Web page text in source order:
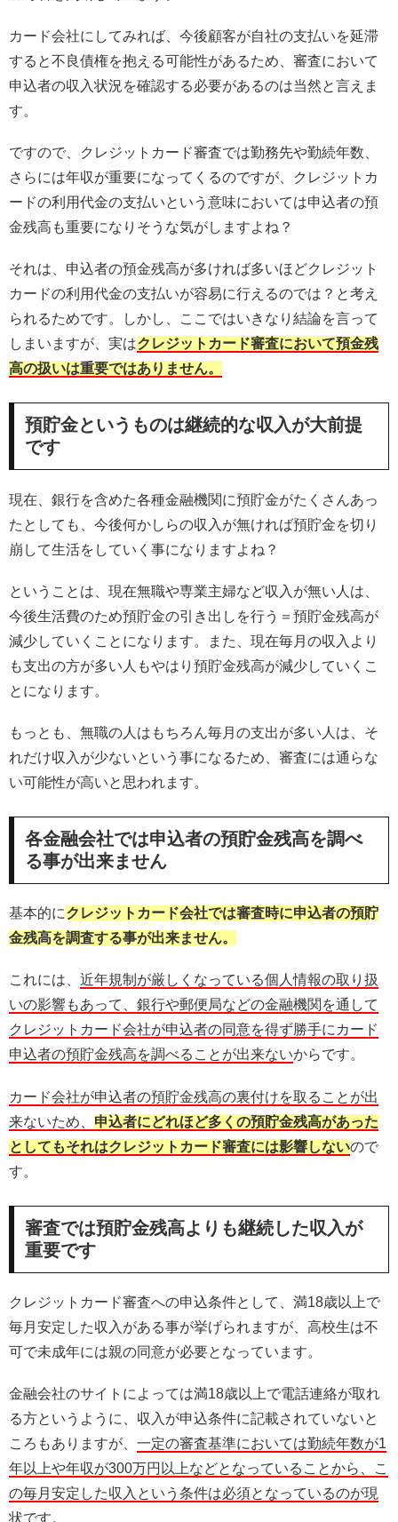
カード会社にしてみれば、今後顧客が自社の支払いを延滞
すると不良債権を抱える可能性があるため、審査において
申込者の収入状況を確認する必要があるのは当然と言えま
す。
ですので、クレジットカード審査では勤務先や勤続年数、
さらには年収が重要になってくるのですが、クレジットカ
ードの利用代金の支払いという意味においては申込者の預
金残高も重要になりそうな気がしますよね？
それは、申込者の預金残高が多ければ多いほどクレジット
カードの利用代金の支払いが容易に行えるのでは？と考え
られるためです。しかし、ここではいきなり結論を言って
しまいますが、実はクレジットカード審査において預金残
高の扱いは重要ではありません。
預貯金というものは継続的な収入が大前提
です
現在、銀行を含めた各種金融機関に預貯金がたくさんあっ
たとしても、今後何かしらの収入が無ければ預貯金を切り
崩して生活をしていく事になりますよね？
ということは、現在無職や専業主婦など収入が無い人は、
今後生活費のため預貯金の引き出しを行う＝預貯金残高が
減少していくことになります。また、現在毎月の収入より
も支出の方が多い人もやはり預貯金残高が減少していくこ
とになります。
もっとも、無職の人はもちろん毎月の支出が多い人は、そ
れだけ収入が少ないという事になるため、審査には通らな
い可能性が高いと思われます。
各金融会社では申込者の預貯金残高を調べ
る事が出来ません
基本的にクレジットカード会社では審査時に申込者の預貯
金残高を調査する事が出来ません。
これには、 近年規制が厳しくなっている個人情報の取り扱
いの影響もあって、銀行や郵便局などの金融機関を通して
クレジットカード会社が申込者の同意を得ず勝手にカード
申込者の預貯金残高を調べることが出来ないからです。
カード会社が申込者の預貯金残高の裏付けを取ることが出
来ないため、 申込者にどれほど多くの預貯金残高があった
としてもそれはクレジットカード審査には影響しないので
す。
審査では預貯金残高よりも継続した収入が
重要です
クレジットカード審査への申込条件として、満18歳以上で
毎月安定した収入がある事が挙げられますが、高校生は不
可で未成年には親の同意が必要となっています。
金融会社のサイトによっては満18歳以上で電話連絡が取れ
る方というように、収入が申込条件に記載されていないと
ころもありますが、 一定の審査基準においては勤続年数が1
年以上や年収が300万円以上などとなっていることから、こ
の毎月安定した収入という条件は必須となっているのが現
状です。